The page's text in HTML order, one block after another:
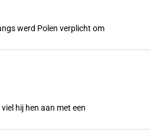
werd Polen verplicht om
hij hen aan met een